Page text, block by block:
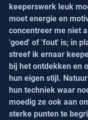
keeperswerk leuk
moet energie en
concentreer me niet
'goed' of 'fout' is; in
streef ik ernaar
bij het ontdekken en
hun eigen stijl.
hun techniek waar
moedig ze ook aan
sterke punten te